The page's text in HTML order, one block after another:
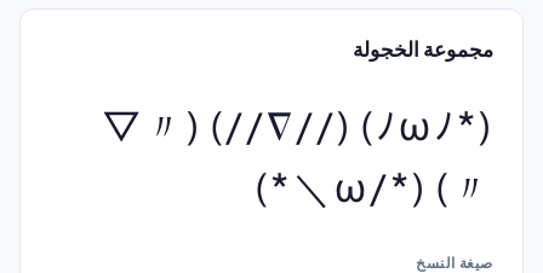
مجموعة الخجولة
(*ﾉωﾉ) (//∇//) (〃▽
〃) (*/ω＼*)
صيغة النسخ